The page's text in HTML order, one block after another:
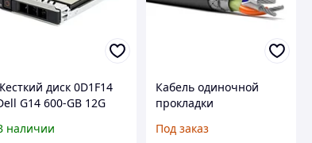
диск 0D1F14
G14 600-GB 12G
наличии
Кабель одиночной
прокладки
2x2x0,60 (Спецкабель)
Под заказ